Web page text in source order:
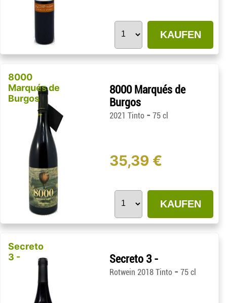
KAUFEN
8000
Marqués de
Burgos
8000 Marqués de
Burgos
2021 Tinto -75 cl
35,39 €
KAUFEN
Secreto
3 -
Secreto 3 -
Rotwein 2018 Tinto -75 cl